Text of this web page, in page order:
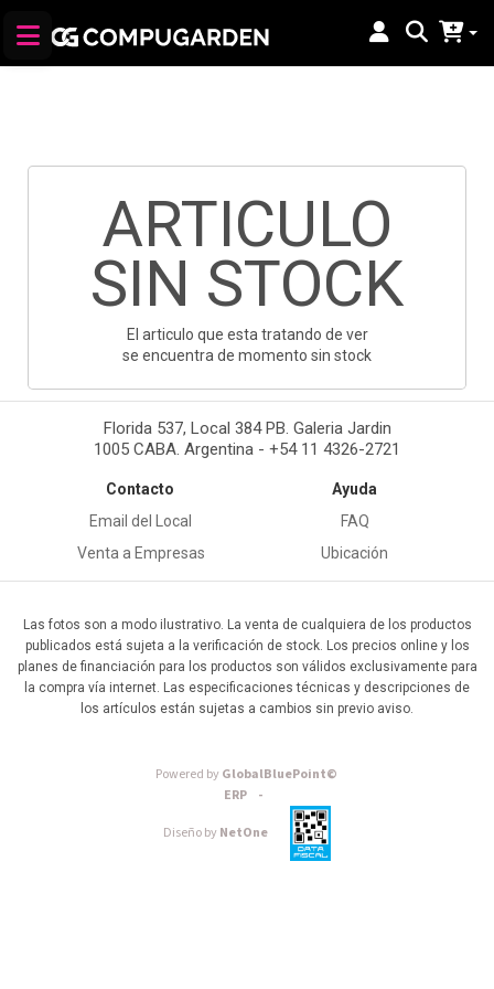
ARTICULO
SIN STOCK
El articulo que esta tratando de ver
se encuentra de momento sin stock
Florida 537, Local 384 PB. Galeria Jardin
1005 CABA. Argentina - +54 11 4326-2721
Contacto
Email del Local
Venta a Empresas
Ayuda
FAQ
Ubicación
Las fotos son a modo ilustrativo. La venta de cualquiera de los productos
publicados está sujeta a la verificación de stock. Los precios online y los
planes de financiación para los productos son válidos exclusivamente para
la compra vía internet. Las especificaciones técnicas y descripciones de
los artículos están sujetas a cambios sin previo aviso.
Powered byGlobalBluePoint©
ERP -
Diseño byNetOne